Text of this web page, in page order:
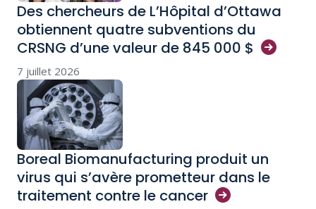
Des chercheurs de L’Hôpital d’Ottawa
obtiennent quatre subventions du
CRSNG d’une valeur de 845 000 $
7 juillet 2026
Boreal Biomanufacturing produit un
virus qui s’avère prometteur dans le
traitement contre le cancer